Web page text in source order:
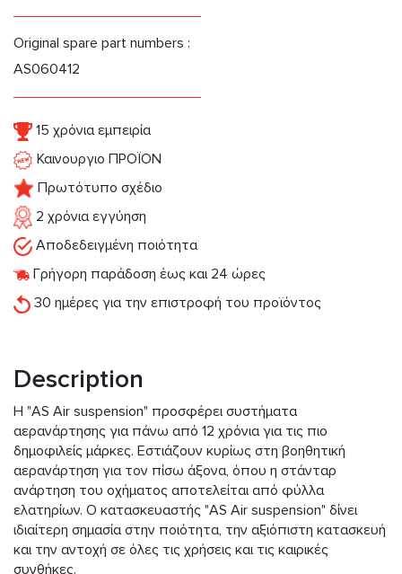
Original spare part numbers :
AS060412
15 χρόνια εμπειρία
Καινουργιο ΠΡΟΪΟΝ
Πρωτότυπο σχέδιο
2 χρόνια εγγύηση
Αποδεδειγμένη ποιότητα
Γρήγορη παράδοση έως και 24 ώρες
30 ημέρες για την επιστροφή του προϊόντος
Description
Η "AS Air suspension" προσφέρει συστήματα
αερανάρτησης για πάνω από 12 χρόνια για τις πιο
δημοφιλείς μάρκες. Εστιάζουν κυρίως στη βοηθητική
αερανάρτηση για τον πίσω άξονα, όπου η στάνταρ
ανάρτηση του οχήματος αποτελείται από φύλλα
ελατηρίων. Ο κατασκευαστής "AS Air suspension" δίνει
ιδιαίτερη σημασία στην ποιότητα, την αξιόπιστη κατασκευή
και την αντοχή σε όλες τις χρήσεις και τις καιρικές
συνθήκες.